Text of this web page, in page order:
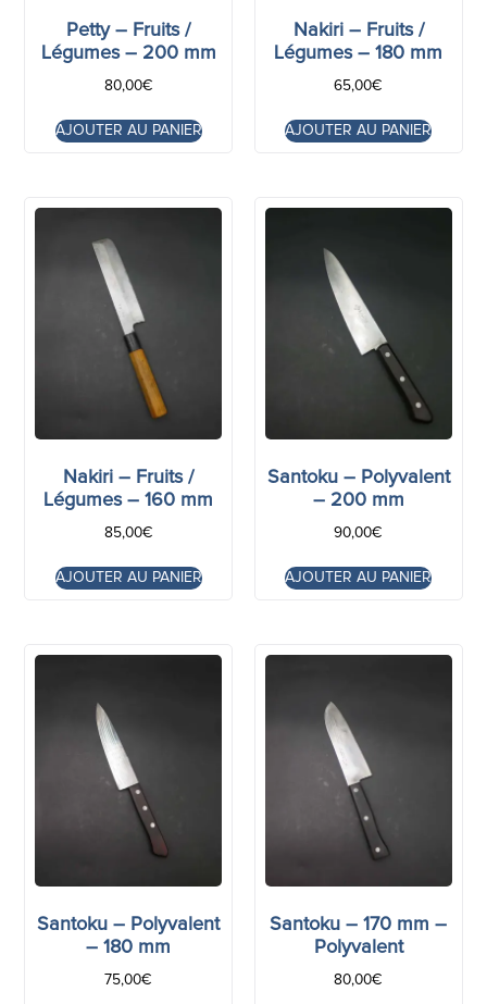
Petty – Fruits /
Légumes – 200 mm
80,00€
AJOUTER AU PANIER
Nakiri – Fruits /
Légumes – 180 mm
65,00€
AJOUTER AU PANIER
Nakiri – Fruits /
Légumes – 160 mm
85,00€
AJOUTER AU PANIER
Santoku – Polyvalent
– 200 mm
90,00€
AJOUTER AU PANIER
Santoku – Polyvalent
– 180 mm
75,00€
Santoku – 170 mm –
Polyvalent
80,00€